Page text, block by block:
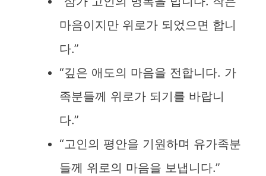
마음이지만 위로가 되었으면 합니
다.”
“깊은 애도의 마음을 전합니다. 가
족분들께 위로가 되기를 바랍니
다.”
“고인의 평안을 기원하며 유가족분
들께 위로의 마음을 보냅니다.”